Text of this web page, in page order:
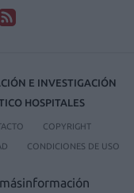
E INVESTIGACIÓN
HOSPITALES
COPYRIGHT
CONDICIONES DE USO